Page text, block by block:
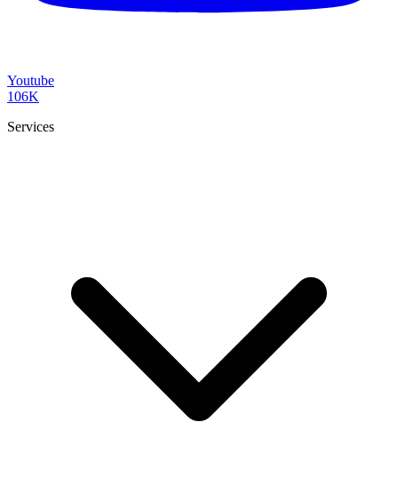
Youtube
106K
Services